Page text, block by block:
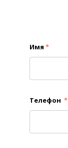
Имя *
Телефон *